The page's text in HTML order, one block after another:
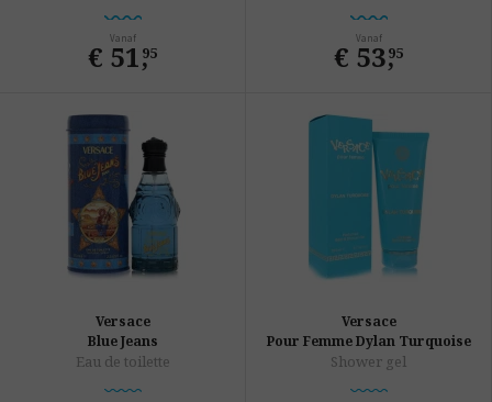
Vanaf
€ 51,
95
Vanaf
€ 53,
95
Versace
Blue Jeans
Eau de toilette
Versace
Pour Femme Dylan Turquoise
Shower gel